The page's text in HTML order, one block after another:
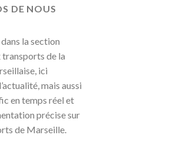
DE NOUS
la section
transports de la
ici
mais aussi
en temps réel et
précise sur
de Marseille.